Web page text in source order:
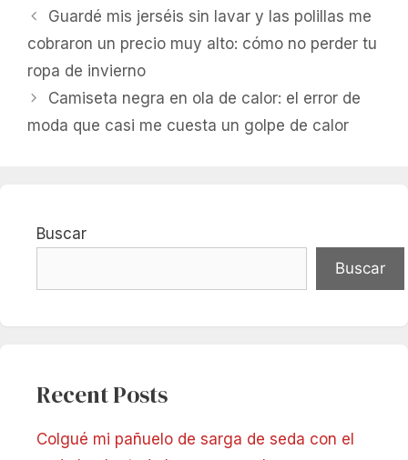
Guardé mis jerséis sin lavar y las polillas me
cobraron un precio muy alto: cómo no perder tu
ropa de invierno
Camiseta negra en ola de calor: el error de
moda que casi me cuesta un golpe de calor
Buscar
Buscar
Recent Posts
Colgué mi pañuelo de sarga de seda con el